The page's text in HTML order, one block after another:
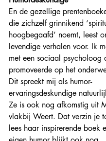
En de gezellige
die zichzelf grinnikend
hoogbegaafd’ noemt, leest
levendige verhalen voor. Ik
met een sociaal psycholoog
promoveerde op het
Dit spreekt mij als humor-
ervaringsdeskundige
Ze is ook nog afkomstig uit
vlakbij Weert. Dat verzin je
lees haar inspirerende boek